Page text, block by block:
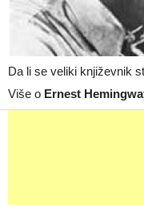
Da li se veliki književnik
Više o Ernest